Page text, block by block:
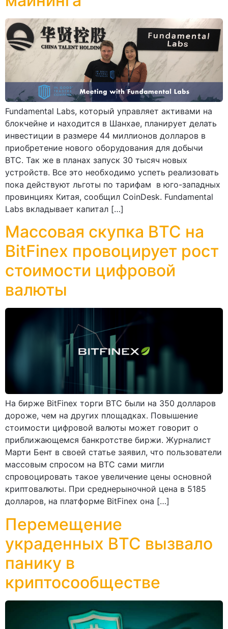
Fundamental Labs, который управляет активами на
блокчейне и находится в Шанхае, планирует делать
инвестиции в размере 44 миллионов долларов в
приобретение нового оборудования для добычи
ВТС. Так же в планах запуск 30 тысяч новых
устройств. Все это необходимо успеть реализовать
пока действуют льготы по тарифам в юго-западных
провинциях Китая, сообщил CoinDesk. Fundamental
Labs вкладывает капитал […]
Массовая скупка ВТС на
BitFinex провоцирует рост
стоимости цифровой
валюты
На бирже BitFinex торги ВТС были на 350 долларов
дороже, чем на других площадках. Повышение
стоимости цифровой валюты может говорит о
приближающемся банкротстве биржи. Журналист
Марти Бент в своей статье заявил, что пользователи
массовым спросом на ВТС сами мигли
спровоцировать такое увеличение цены основной
криптовалюты. При среднерыночной цена в 5185
долларов, на платформе BitFinex она […]
Перемещение
украденных ВТС вызвало
панику в
криптосообществе